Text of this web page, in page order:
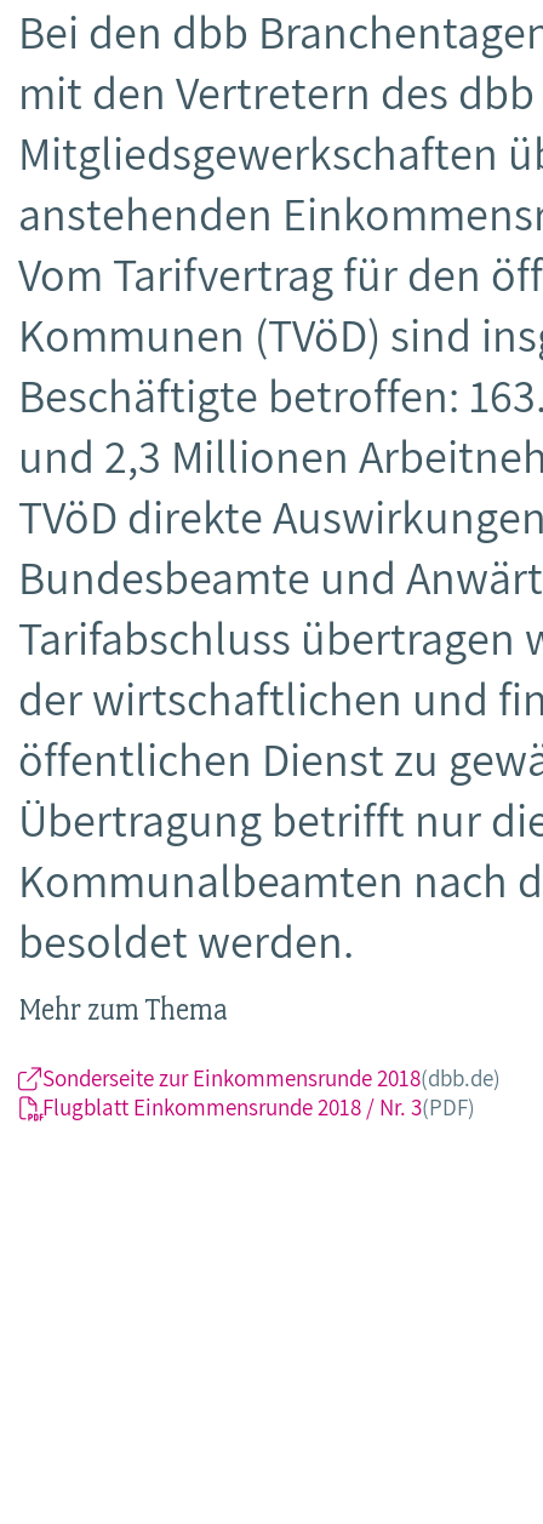
Bei den dbb
mit den Vertretern des
Mitgliedsgewerkschaften
anstehenden
Vom Tarifvertrag für den
Kommunen (TVöD) sind
Beschäftigte betroffen:
und 2,3 Millionen
TVöD direkte
Bundesbeamte und
Tarifabschluss übertragen
der wirtschaftlichen und
öffentlichen Dienst zu
Übertragung betrifft nur
Kommunalbeamten nach
besoldet werden.
Mehr zum Thema
Sonderseite zur Einkommensrunde 2018(dbb.de)
Flugblatt Einkommensrunde 2018 / Nr. 3(PDF)